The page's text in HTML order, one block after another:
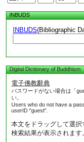
INBUDS
INBUDS(Bibliographic
Digital Dictionary of Buddhism
電子佛教辭典
パスワードがない場合は「
い。
Users who do not have a
userID "guest".
本文をドラッグして選
検索結果が表示されます